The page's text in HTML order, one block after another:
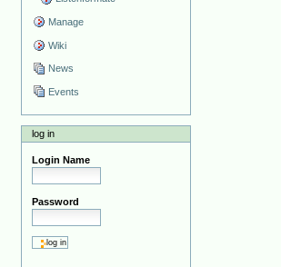
Manage
Wiki
News
Events
log in
Login Name
Password